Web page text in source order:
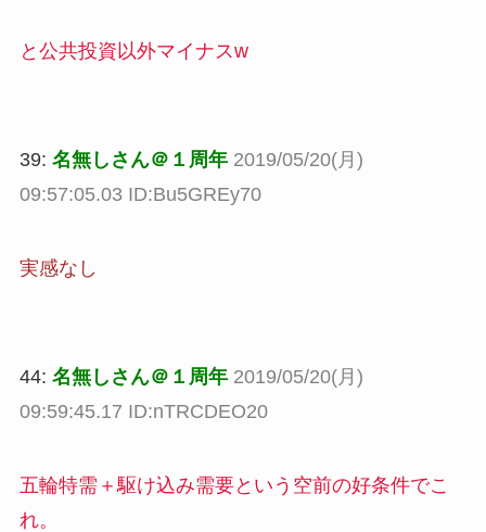
と公共投資以外マイナスw
39: 名無しさん＠１周年 2019/05/20(月)
09:57:05.03 ID:Bu5GREy70
実感なし
44: 名無しさん＠１周年 2019/05/20(月)
09:59:45.17 ID:nTRCDEO20
五輪特需＋駆け込み需要という空前の好条件でこ
れ。